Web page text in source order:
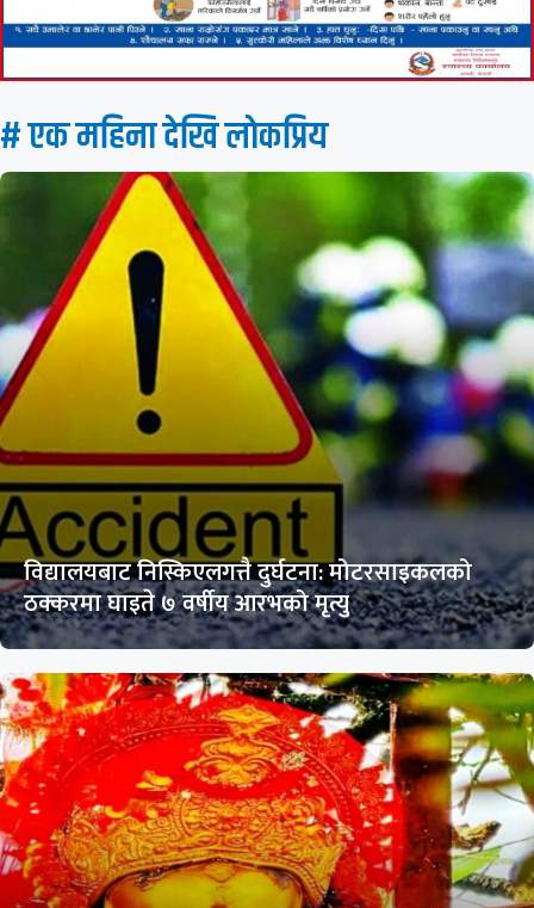
# एक महिना देखि लाेकप्रिय
विद्यालयबाट निस्किएलगत्तै दुर्घटना: मोटरसाइकलको
ठक्करमा घाइते ७ वर्षीय आरभको मृत्यु